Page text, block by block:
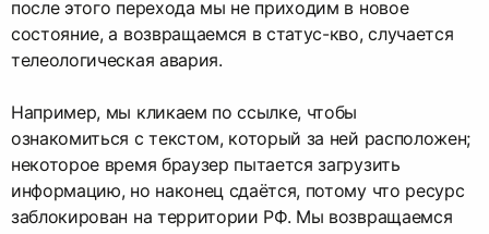
после этого перехода мы не приходим в новое
состояние, а возвращаемся в статус-кво, случается
телеологическая авария.
Например, мы кликаем по ссылке, чтобы
ознакомиться с текстом, который за ней расположен;
некоторое время браузер пытается загрузить
информацию, но наконец сдаётся, потому что ресурс
заблокирован на территории РФ. Мы возвращаемся